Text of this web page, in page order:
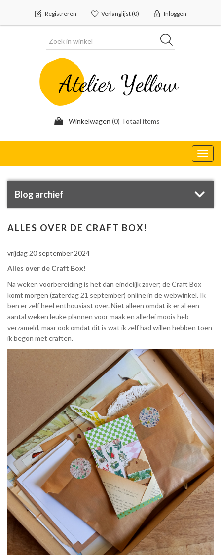
Registreren Verlanglijst(0) Inloggen
Winkelwagen (0) Totaal items
Blog archief
ALLES OVER DE CRAFT BOX!
vrijdag 20 september 2024
Alles over de Craft Box!
Na weken voorbereiding is het dan eindelijk zover; de Craft Box
komt morgen (zaterdag 21 september) online in de webwinkel. Ik
ben er zelf heel enthousiast over. Niet alleen omdat ik er al een
aantal weken leuke plannen voor maak en allerlei moois heb
verzameld, maar ook omdat dit is wat ik zelf had willen hebben toen
ik begon met craften.